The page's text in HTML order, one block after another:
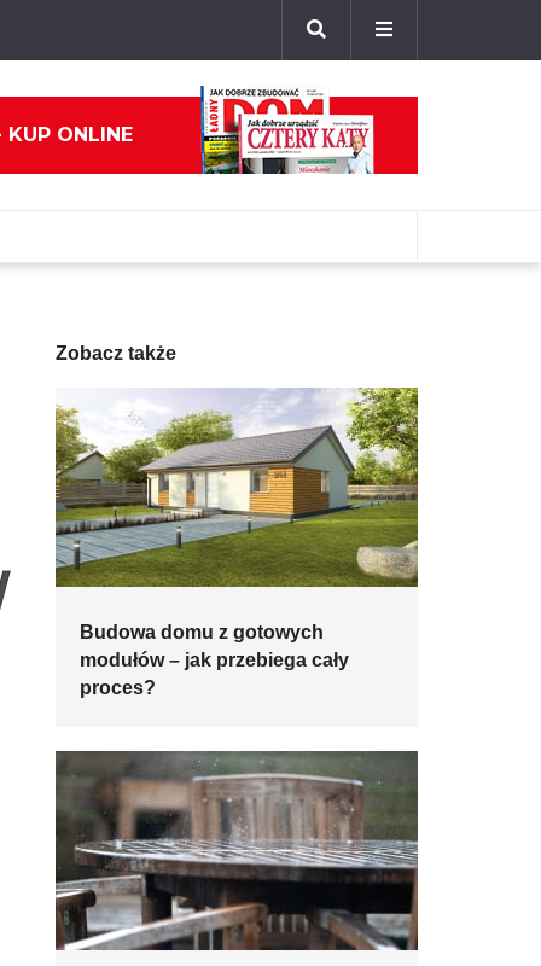
KUP ONLINE
Zobacz także
Budowa domu z gotowych
modułów – jak przebiega cały
proces?